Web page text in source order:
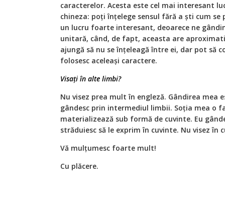
caracterelor. Acesta este cel mai interesant
chineza: poți înțelege sensul fără a ști cum
un lucru foarte interesant, deoarece ne
unitară, când, de fapt, aceasta are
ajungă să nu se înțeleagă între ei, dar pot să
folosesc aceleași caractere.
Visați în alte limbi?
Nu visez prea mult în engleză. Gândirea mea
gândesc prin intermediul limbii. Soția mea o
materializează sub formă de cuvinte. Eu
străduiesc să le exprim în cuvinte. Nu visez în
Vă mulțumesc foarte mult!
Cu plăcere.